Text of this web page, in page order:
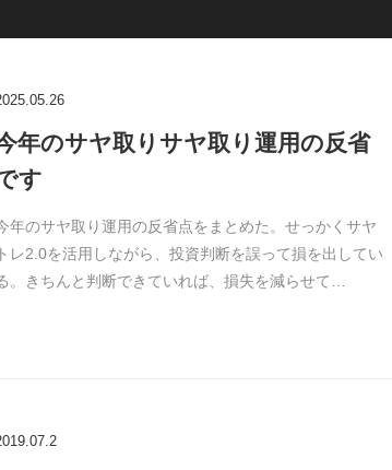
年のサヤ取りサヤ取り運用の反省
す
年のサヤ取り運用の反省点をまとめた。せっかくサヤ
トレ2.0を活用しながら、投資判断を誤って損を出してい
。きちんと判断できていれば、損失を減らせて…